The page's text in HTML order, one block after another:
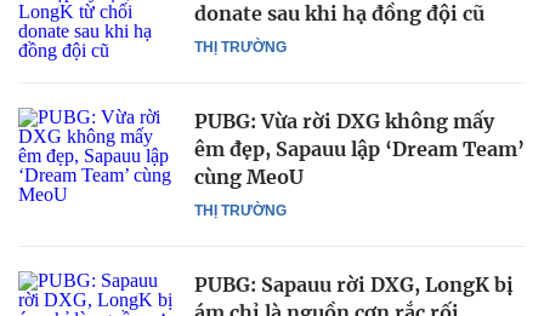
THỊ TRƯỜNG
donate sau khi hạ đồng đội cũ
THỊ TRƯỜNG
PUBG: Vừa rời DXG không mấy
êm đẹp, Sapauu lập ‘Dream Team’
cùng MeoU
PUBG: Sapauu rời DXG, LongK bị